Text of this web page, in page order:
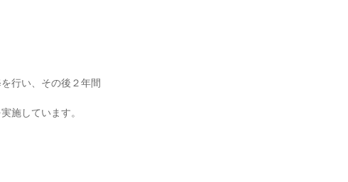
行い、その後２年間
施しています。